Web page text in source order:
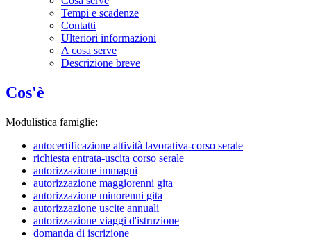
Tempi e scadenze
Contatti
Ulteriori informazioni
A cosa serve
Descrizione breve
Cos'è
Modulistica famiglie:
autocertificazione attività lavorativa-corso serale
richiesta entrata-uscita corso serale
autorizzazione immagni
autorizzazione maggiorenni gita
autorizzazione minorenni gita
autorizzazione uscite annuali
autorizzazione viaggi d'istruzione
domanda di iscrizione